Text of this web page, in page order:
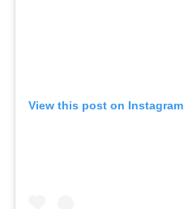
View this post on Instagram